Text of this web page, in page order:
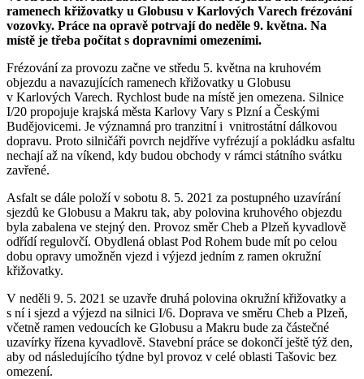
ramenech křižovatky u Globusu v Karlových Varech frézování
vozovky. Práce na opravě potrvají do neděle 9. května. Na
místě je třeba počítat s dopravními omezeními.
Frézování za provozu začne ve středu 5. května na kruhovém
objezdu a navazujících ramenech křižovatky u Globusu
v Karlových Varech. Rychlost bude na místě jen omezena. Silnice
I/20 propojuje krajská města Karlovy Vary s Plzní a Českými
Budějovicemi. Je významná pro tranzitní i vnitrostátní dálkovou
dopravu. Proto silničáři povrch nejdříve vyfrézují a pokládku asfaltu
nechají až na víkend, kdy budou obchody v rámci státního svátku
zavřené.
Asfalt se dále položí v sobotu 8. 5. 2021 za postupného uzavírání
sjezdů ke Globusu a Makru tak, aby polovina kruhového objezdu
byla zabalena ve stejný den. Provoz směr Cheb a Plzeň kyvadlově
odřídí regulovčí. Obydlená oblast Pod Rohem bude mít po celou
dobu opravy umožněn vjezd i výjezd jedním z ramen okružní
křižovatky.
V neděli 9. 5. 2021 se uzavře druhá polovina okružní křižovatky a
s ní i sjezd a výjezd na silnici I/6. Doprava ve směru Cheb a Plzeň,
včetně ramen vedoucích ke Globusu a Makru bude za částečné
uzavírky řízena kyvadlově. Stavební práce se dokončí ještě týž den,
aby od následujícího týdne byl provoz v celé oblasti Tašovic bez
omezení.